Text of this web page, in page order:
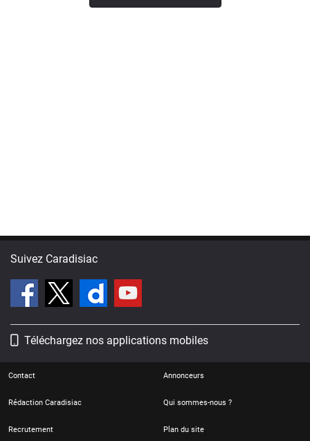
Suivez Caradisiac
Téléchargez nos applications mobiles
Contact Annonceurs
Rédaction Caradisiac Qui sommes-nous ?
Recrutement Plan du site